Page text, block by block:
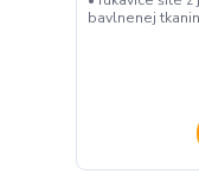
bavlnenej